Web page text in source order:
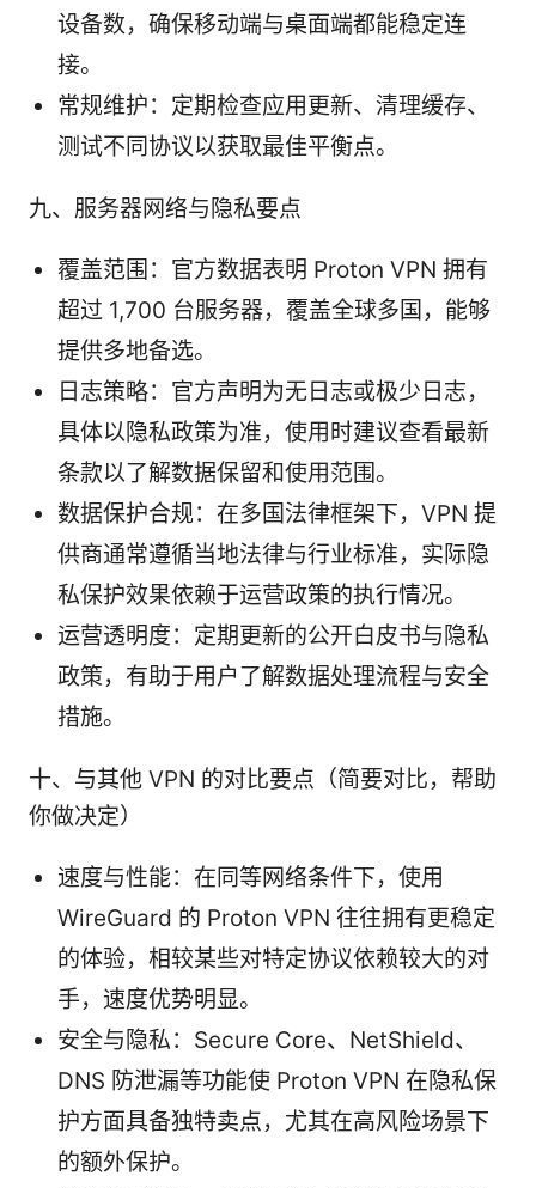
设备数，确保移动端与桌面端都能稳定连
接。
常规维护：定期检查应用更新、清理缓存、
测试不同协议以获取最佳平衡点。
九、服务器网络与隐私要点
覆盖范围：官方数据表明 Proton VPN 拥有
超过 1,700 台服务器，覆盖全球多国，能够
提供多地备选。
日志策略：官方声明为无日志或极少日志，
具体以隐私政策为准，使用时建议查看最新
条款以了解数据保留和使用范围。
数据保护合规：在多国法律框架下，VPN 提
供商通常遵循当地法律与行业标准，实际隐
私保护效果依赖于运营政策的执行情况。
运营透明度：定期更新的公开白皮书与隐私
政策，有助于用户了解数据处理流程与安全
措施。
十、与其他 VPN 的对比要点（简要对比，帮助
你做决定）
速度与性能：在同等网络条件下，使用
WireGuard 的 Proton VPN 往往拥有更稳定
的体验，相较某些对特定协议依赖较大的对
手，速度优势明显。
安全与隐私：Secure Core、NetShield、
DNS 防泄漏等功能使 Proton VPN 在隐私保
护方面具备独特卖点，尤其在高风险场景下
的额外保护。